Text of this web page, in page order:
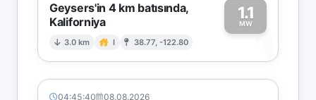
Geysers'in 4 km batısında,
Kaliforniya
3.0 km I 38.77, -122.80
1.1
MW1
04:45:40 08.08.2026